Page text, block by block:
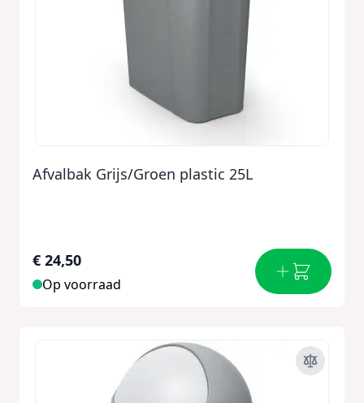
Afvalbak Grijs/Groen plastic 25L
€ 24,50
Op voorraad